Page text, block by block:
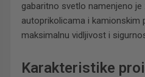
gabaritno svetlo namenjeno je
autoprikolicama i kamionskim
maksimalnu vidljivost i
Karakteristike